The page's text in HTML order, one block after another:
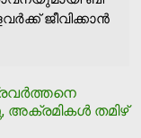
ജീവിക്കാൻ
അക്രമികള്‍ തമിഴ്